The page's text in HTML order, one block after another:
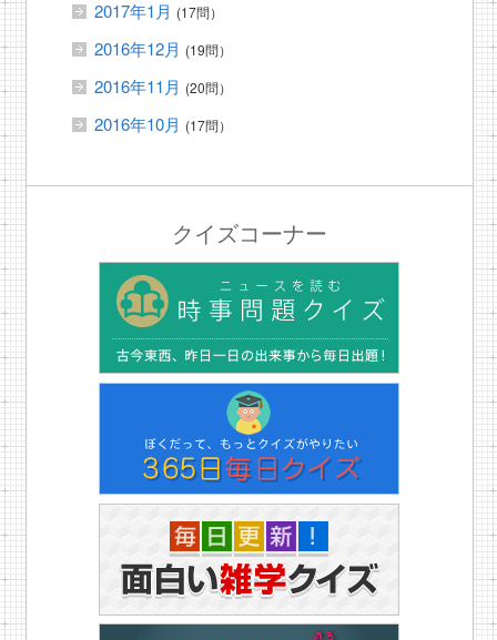
2017年1月 (17問）
2016年12月 (19問）
2016年11月 (20問）
2016年10月 (17問）
クイズコーナー